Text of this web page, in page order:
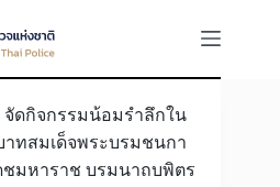
ดกิจกรรมน้อมรำลึกใน
ทสมเด็จพระบรมชนกา
ชมหาราช บรมนาถบพิตร